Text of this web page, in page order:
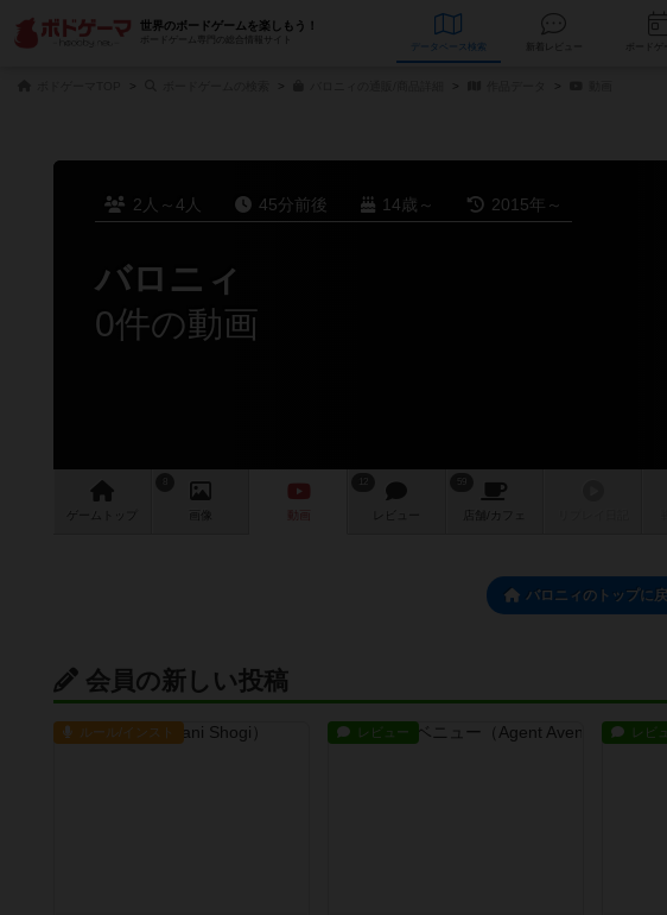
世界のボードゲームを楽しもう！
ボードゲーム専門の総合情報サイト
データベース
2人～4人 45分前後 14歳～ 2015年～
バロニィ
0件の動画
ゲーム 画像 レビュー 店舗/ カフェ
バロニィのトップに
会員の新しい投稿
ルール/インスト レビュー レビ